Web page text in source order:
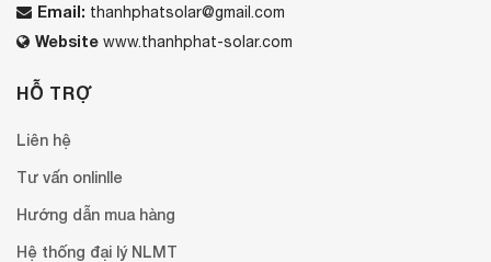
Email: thanhphatsolar@gmail.com
Website www.thanhphat-solar.com
HỖ TRỢ
Liên hệ
Tư vấn onlinlle
Hướng dẫn mua hàng
Hệ thống đại lý NLMT